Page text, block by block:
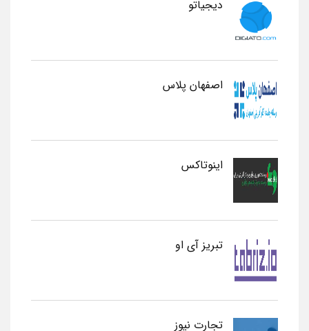
دیجیاتو
اصفهان پلاس
اینوتاکس
تبریز آی او
تجارت نیوز